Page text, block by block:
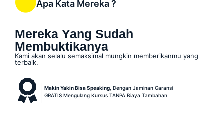
Apa Kata Mereka ?
Mereka Yang Sudah
Membuktikanya
Kami akan selalu semaksimal mungkin memberikanmu yang
terbaik.
Makin Yakin BisaSpeaking, Dengan Jaminan Garansi
GRATIS Mengulang Kursus TANPA Biaya Tambahan